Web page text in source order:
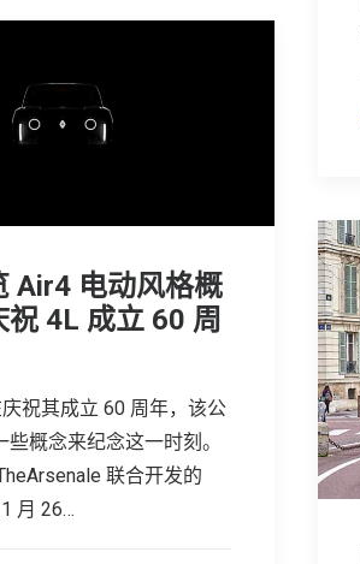
Air4 电动风格概
4L 成立 60 周
祝其成立 60 周年，该公
些概念来纪念这一时刻。
联合开发的
月 26…